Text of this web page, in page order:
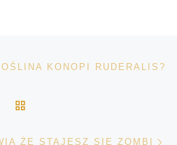
KONOPI RUDERALIS?
ŻE STAJESZ SIĘ ZOMBI